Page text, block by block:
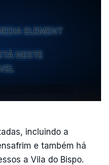
ELEMENT
NESTE
incluindo a
e também há
a Vila do Bispo.